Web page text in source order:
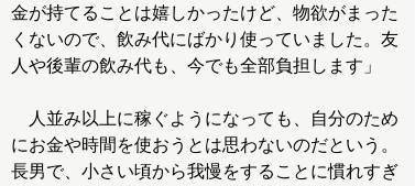
金が持てることは嬉しかったけど、物欲がまった
くないので、飲み代にばかり使っていました。友
人や後輩の飲み代も、今でも全部負担します」
人並み以上に稼ぐようになっても、自分のため
にお金や時間を使おうとは思わないのだという。
長男で、小さい頃から我慢をすることに慣れすぎ